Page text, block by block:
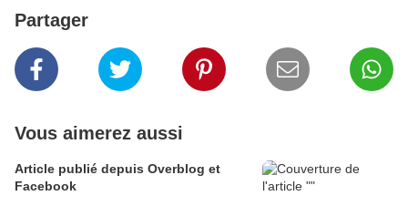
Partager
Vous aimerez aussi
Article publié depuis Overblog et
Facebook